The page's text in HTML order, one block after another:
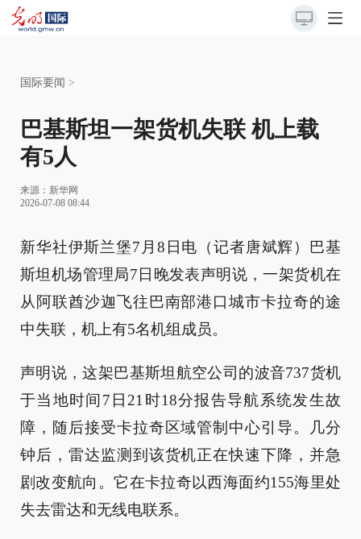
国际要闻 >
巴基斯坦一架货机失联 机上载
有5人
来源： 新华网
2026-07-08 08:44
新华社伊斯兰堡7月8日电（记者唐斌辉）巴基
斯坦机场管理局7日晚发表声明说，一架货机在
从阿联酋沙迦飞往巴南部港口城市卡拉奇的途
中失联，机上有5名机组成员。
声明说，这架巴基斯坦航空公司的波音737货机
于当地时间7日21时18分报告导航系统发生故
障，随后接受卡拉奇区域管制中心引导。几分
钟后，雷达监测到该货机正在快速下降，并急
剧改变航向。它在卡拉奇以西海面约155海里处
失去雷达和无线电联系。